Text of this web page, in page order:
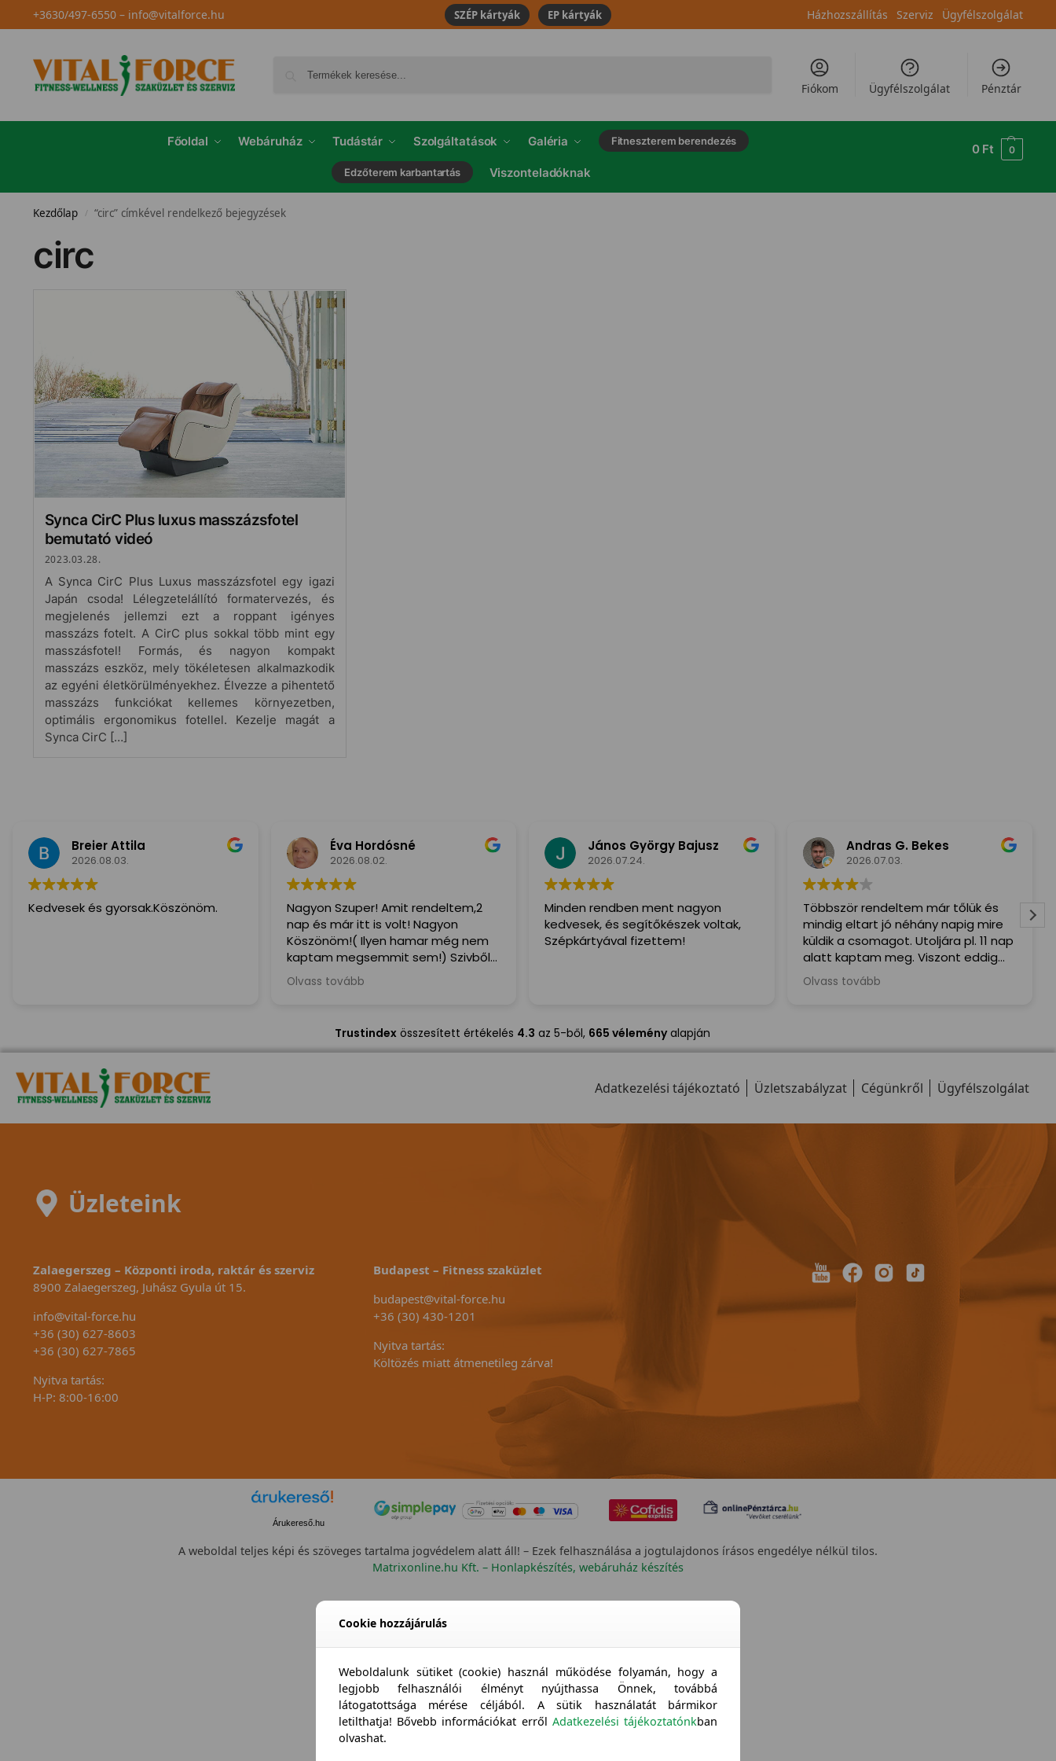
+3630/497-6550– info@vitalforce.hu SZÉP kártyák EP kártyák Házhozszállítás Szerviz Ügyfélszolgálat
Fiókom Ügyfélszolgálat Pénztár
Főoldal Webáruház Tudástár Szolgáltatások Galéria Fitneszterem berendezés
Edzőterem karbantartás Viszonteladóknak
0 Ft 0
Kezdőlap / “circ” címkével rendelkező bejegyzések
circ
Synca CirC Plus luxus masszázsfotel
bemutató videó
2023.03.28.
A Synca CirC Plus Luxus masszázsfotel egy igazi
Japán csoda! Lélegzetelállító formatervezés, és
megjelenés jellemzi ezt a roppant igényes
masszázs fotelt. A CirC plus sokkal több mint egy
masszásfotel! Formás, és nagyon kompakt
masszázs eszköz, mely tökéletesen alkalmazkodik
az egyéni életkörülményekhez. Élvezze a pihentető
masszázs funkciókat kellemes környezetben,
optimális ergonomikus fotellel. Kezelje magát a
Synca CirC […]
Breier Attila
2026.08.03.
Kedvesek és gyorsak.Köszönöm.
Éva Hordósné
2026.08.02.
Nagyon Szuper! Amit rendeltem,2
nap és már itt is volt! Nagyon
Köszönöm!( Ilyen hamar még nem
kaptam megsemmit sem!) Szivből
ajánlom mindenkinek,a Futár is irtó
kedves és Segitőkész volt!
Olvass tovább
János György Bajusz
2026.07.24.
Minden rendben ment nagyon
kedvesek, és segítőkészek voltak,
Szépkártyával fizettem!
Andras G. Bekes
2026.07.03.
Többször rendeltem már tőlük és
mindig eltart jó néhány napig mire
küldik a csomagot. Utoljára pl. 11 nap
alatt kaptam meg. Viszont eddig
mindig mindent megkaptam hiba
nélkül.
Olvass tovább
Trustindex összesített értékelés 4.3 az 5-ből, 665 véleményalapján
Adatkezelési tájékoztató Üzletszabályzat Cégünkről Ügyfélszolgálat
Üzleteink
Zalaegerszeg – Központi iroda, raktár és szerviz
8900 Zalaegerszeg, Juhász Gyula út 15.
info@vital-force.hu
+36 (30) 627-8603
+36 (30) 627-7865
Nyitva tartás:
H-P: 8:00-16:00
Budapest – Fitness szaküzlet
budapest@vital-force.hu
+36 (30) 430-1201
Nyitva tartás:
Költözés miatt átmenetileg zárva!
Árukereső.hu
A weboldal teljes képi és szöveges tartalma jogvédelem alatt áll! – Ezek felhasználása a jogtulajdonos írásos engedélye nélkül tilos.
Matrixonline.hu Kft. – Honlapkészítés, webáruház készítés
Cookie hozzájárulás
Weboldalunk sütiket (cookie) használ működése folyamán, hogy a
legjobb felhasználói élményt nyújthassa Önnek, továbbá
látogatottsága mérése céljából. A sütik használatát bármikor
letilthatja! Bővebb információkat erről Adatkezelési tájékoztatónkban
olvashat.